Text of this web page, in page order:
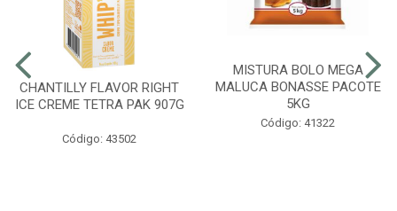
CHANTILLY FLAVOR RIGHT
ICE CREME TETRA PAK 907G
Código: 43502
MISTURA BOLO MEGA
MALUCA BONASSE PACOTE
5KG
Código: 41322